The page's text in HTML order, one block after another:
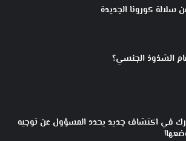
سلالة كورونا الجديدة
الشذوذ الجنسي؟
في اكتشاف جديد يحدد المسؤول عن توجيه